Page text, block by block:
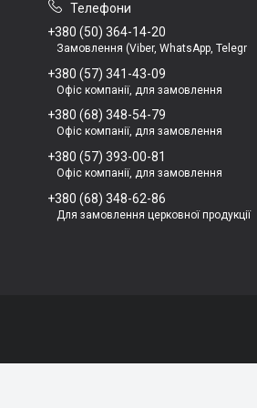
+380 (50) 364-14-20
Замовлення (Viber, WhatsApp, Telegr
+380 (57) 341-43-09
Офіс компанії, для замовлення
+380 (68) 348-54-79
Офіс компанії, для замовлення
+380 (57) 393-00-81
Офіс компанії, для замовлення
+380 (68) 348-62-86
Для замовлення церковної продукції